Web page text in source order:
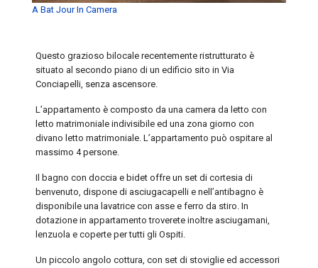
A Bat Jour In Camera
Questo grazioso bilocale recentemente ristrutturato è
situato al secondo piano di un edificio sito in Via
Conciapelli, senza ascensore.
L’appartamento è composto da una camera da letto con
letto matrimoniale indivisibile ed una zona giorno con
divano letto matrimoniale. L’appartamento può ospitare al
massimo 4 persone.
Il bagno con doccia e bidet offre un set di cortesia di
benvenuto, dispone di asciugacapelli e nell’antibagno è
disponibile una lavatrice con asse e ferro da stiro. In
dotazione in appartamento troverete inoltre asciugamani,
lenzuola e coperte per tutti gli Ospiti.
Un piccolo angolo cottura, con set di stoviglie ed accessori